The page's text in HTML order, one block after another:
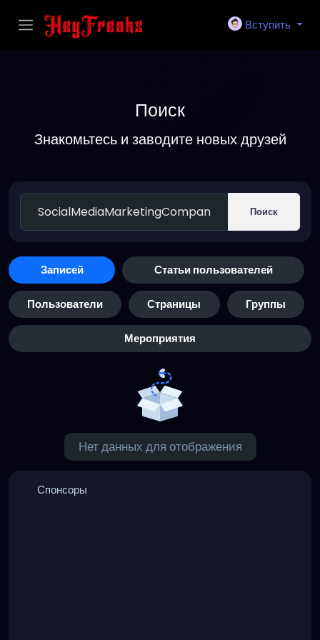
Вступить
Поиск
Знакомьтесь и заводите новых друзей
Поиск
Записей Статьи пользователей
Пользователи Страницы Группы
Мероприятия
Нет данных для отображения
Спонсоры